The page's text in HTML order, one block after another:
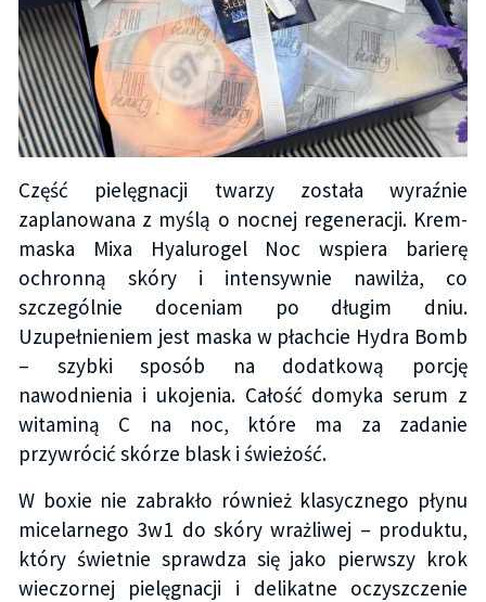
Część pielęgnacji twarzy została wyraźnie
zaplanowana z myślą o nocnej regeneracji. Krem-
maska Mixa Hyalurogel Noc wspiera barierę
ochronną skóry i intensywnie nawilża, co
szczególnie doceniam po długim dniu.
Uzupełnieniem jest maska w płachcie Hydra Bomb
– szybki sposób na dodatkową porcję
nawodnienia i ukojenia. Całość domyka serum z
witaminą C na noc, które ma za zadanie
przywrócić skórze blask i świeżość.
W boxie nie zabrakło również klasycznego płynu
micelarnego 3w1 do skóry wrażliwej – produktu,
który świetnie sprawdza się jako pierwszy krok
wieczornej pielęgnacji i delikatne oczyszczenie